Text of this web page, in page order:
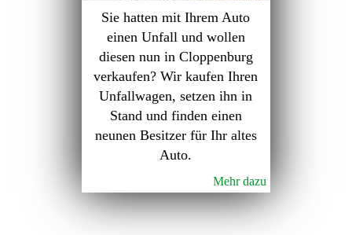
Sie hatten mit Ihrem Auto
einen Unfall und wollen
diesen nun in Cloppenburg
verkaufen? Wir kaufen Ihren
Unfallwagen, setzen ihn in
Stand und finden einen
neunen Besitzer für Ihr altes
Auto.
Mehr dazu